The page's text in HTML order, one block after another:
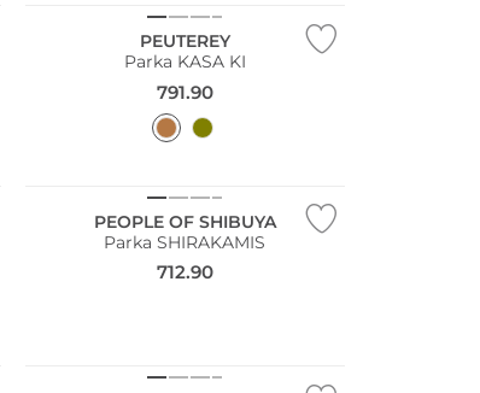
PEUTEREY
Parka KASA KI
791.90
PEOPLE OF SHIBUYA
Parka SHIRAKAMIS
712.90